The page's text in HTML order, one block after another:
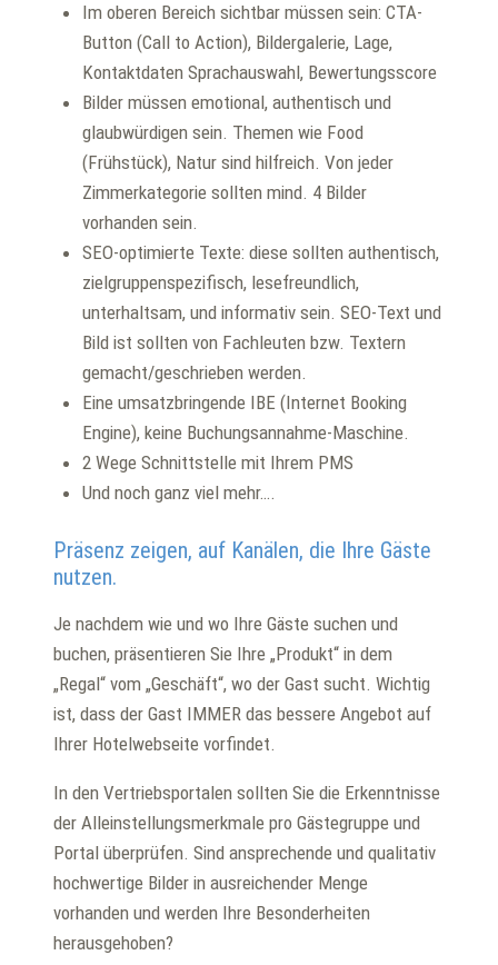
Im oberen Bereich sichtbar müssen sein: CTA-
Button (Call to Action), Bildergalerie, Lage,
Kontaktdaten Sprachauswahl, Bewertungsscore
Bilder müssen emotional, authentisch und
glaubwürdigen sein. Themen wie Food
(Frühstück), Natur sind hilfreich. Von jeder
Zimmerkategorie sollten mind. 4 Bilder
vorhanden sein.
SEO-optimierte Texte: diese sollten authentisch,
zielgruppenspezifisch, lesefreundlich,
unterhaltsam, und informativ sein. SEO-Text und
Bild ist sollten von Fachleuten bzw. Textern
gemacht/geschrieben werden.
Eine umsatzbringende IBE (Internet Booking
Engine), keine Buchungsannahme-Maschine.
2 Wege Schnittstelle mit Ihrem PMS
Und noch ganz viel mehr….
Präsenz zeigen, auf Kanälen, die Ihre Gäste
nutzen.
Je nachdem wie und wo Ihre Gäste suchen und
buchen, präsentieren Sie Ihre „Produkt“ in dem
„Regal“ vom „Geschäft“, wo der Gast sucht. Wichtig
ist, dass der Gast IMMER das bessere Angebot auf
Ihrer Hotelwebseite vorfindet.
In den Vertriebsportalen sollten Sie die Erkenntnisse
der Alleinstellungsmerkmale pro Gästegruppe und
Portal überprüfen. Sind ansprechende und qualitativ
hochwertige Bilder in ausreichender Menge
vorhanden und werden Ihre Besonderheiten
herausgehoben?